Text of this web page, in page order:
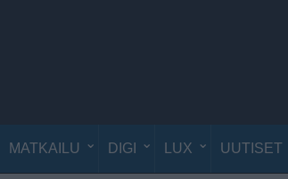
MATKAILU DIGI LUX UUTISET